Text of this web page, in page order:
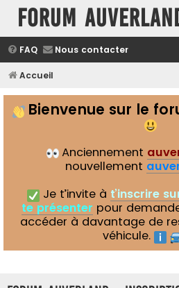
Forum
FAQ Nous contacter
Accueil
Bienvenue sur le
Anciennement
nouvellement
Je t’invite à t’inscrire
te présenter pour
accéder à davantage de
véhicule.